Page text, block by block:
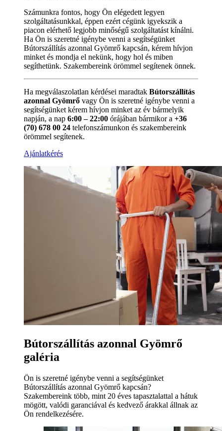
Számunkra fontos, hogy Ön elégedett legyen
szolgáltatásunkkal, éppen ezért cégünk igyekszik a
piacon elérhető legjobb minőségű szolgáltatást kínálni.
Ha Ön is szeretné igénybe venni a segítségünket
Bútorszállítás azonnal Gyömrő kapcsán, kérem hívjon
minket és mondja el nekünk, hogy hol és miben
segíthetünk. Szakembereink örömmel segítenek önnek.
Ha megválaszolatlan kérdései maradtak Bútorszállítás
azonnal Gyömrő vagy Ön is szeretné igénybe venni a
segítségünket kérem hívjon minket az év bármelyik
napján, a nap 6:00 – 22:00 órájában bármikor a +36
(70) 678 00 24 telefonszámunkon és szakembereink
örömmel segítenek.
Ajánlatkérés
Bútorszállítás azonnal Gyömrő
galéria
Ön is szeretné igénybe venni a segítségünket
Bútorszállítás azonnal Gyömrő kapcsán?
Szakembereink több, mint 20 éves tapasztalattal a hátuk
mögött, valódi garanciával és kedvező árakkal állnak az
Ön rendelkezésére.